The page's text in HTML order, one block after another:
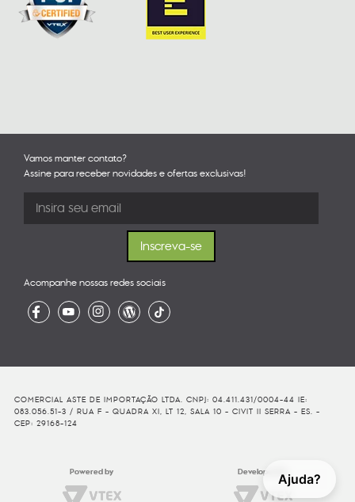
Ajuda?
Vamos manter contato?
Assine para receber novidades e ofertas exclusivas!
Acompanhe nossas redes sociais
COMERCIAL ASTE DE IMPORTAÇÃO LTDA. CNPJ: 04.411.431/0004-44 IE:
083.056.51-3 / RUA F - QUADRA XI, LT 12, SALA 10 - CIVIT II SERRA - ES. -
CEP: 29168-124
Powered by Developed By